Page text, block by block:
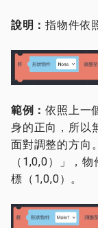
說明： 指物件依
範例 ：依照上一
身的正向，所以
面對調整的方向
（1,0,0）」，
標（1,0,0）。